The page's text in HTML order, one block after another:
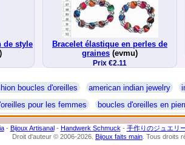
de style
Bracelet élastique en perles de
graines (evmu)
Prix €2.11
boucles d'oreilles american indian jewelry
pour les femmes
boucles d'oreilles en
- Bijoux Artisanal- Handwerk Schmuck - 手作りのジュエリ
Droit d'auteur © 2006-2026. Bijoux faits main . Tous droits